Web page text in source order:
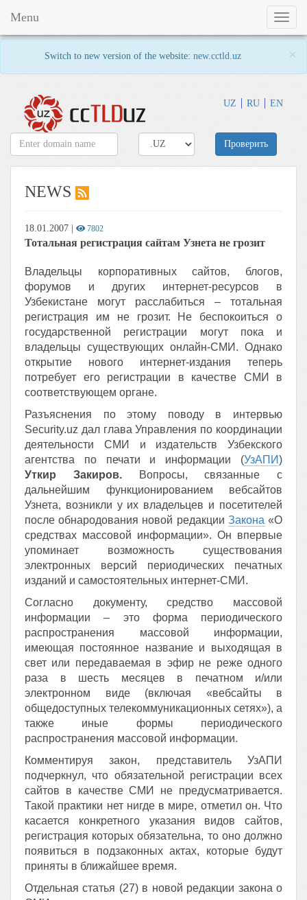
Switch to new version of the website: new.cctld.uz ×
UZ RU EN
Toggle
Menu
Проверить
NEWS
18.01.2007 7802
Тотальная регистрация сайтам Узнета не грозит
Владельцы корпоративных сайтов, блогов,
форумов и других интернет-ресурсов в
Узбекистане могут расслабиться – тотальная
регистрация им не грозит. Не беспокоиться о
государственной регистрации могут пока и
владельцы существующих онлайн-СМИ. Однако
открытие нового интернет-издания теперь
потребует его регистрации в качестве СМИ в
соответствующем органе.
Разъяснения по этому поводу в интервью
Security.uz дал глава Управления по координации
деятельности СМИ и издательств Узбекского
агентства по печати и информации (УзАПИ)
Уткир Закиров.Вопросы, связанные с
дальнейшим функционированием вебсайтов
Узнета, возникли у их владельцев и посетителей
после обнародования новой редакции Закона «О
средствах массовой информации». Он впервые
упоминает возможность существования
электронных версий периодических печатных
изданий и самостоятельных интернет-СМИ.
Согласно документу, средство массовой
информации – это форма периодического
распространения массовой информации,
имеющая постоянное название и выходящая в
свет или передаваемая в эфир не реже одного
раза в шесть месяцев в печатном и/или
электронном виде (включая «вебсайты в
общедоступных телекоммуникационных сетях»), а
также иные формы периодического
распространения массовой информации.
Комментируя закон, представитель УзАПИ
подчеркнул, что обязательной регистрации всех
сайтов в качестве СМИ не предусматривается.
Такой практики нет нигде в мире, отметил он. Что
касается конкретного указания видов сайтов,
регистрация которых обязательна, то оно должно
появиться в подзаконных актах, которые будут
приняты в ближайшее время.
Отдельная статья (27) в новой редакции закона о